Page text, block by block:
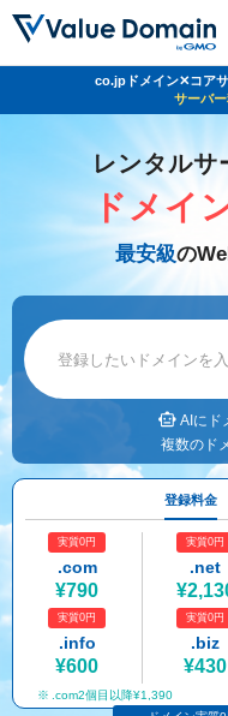
ドメイントップ
ドメイン検索
ドメイン価格一覧
.jpドメインオークション
.jpドメインバックオーダー
プレミアムドメイン
人気ドメインの種類
WHOIS検索
レンタルサーバー
サーバートップ
バリューサーバー
XREA
Oneレンタルサーバー
セキュリティ
セキュリティトップ
Value Domain ネットde診断
SSL証明書
サービス
サービストップ
お得意様割引
紹介制度
バリュードメインAPI
ドメイン・ホスティングOEM
ドメインコンシェルジュ
マニュアル
従来のバリュ
従来のバリュ
co.jpドメイン✕コア
サーバ
レンタルサ
ドメイ
最安級の
AIにド
複数のド
登録料金
実質0円
.com
¥790
実質0円
.net
実質0円
.info
¥600
実質0円
.biz
¥430
.com2個目以降¥1,390